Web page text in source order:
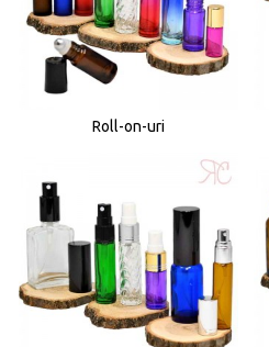
Roll-on-uri